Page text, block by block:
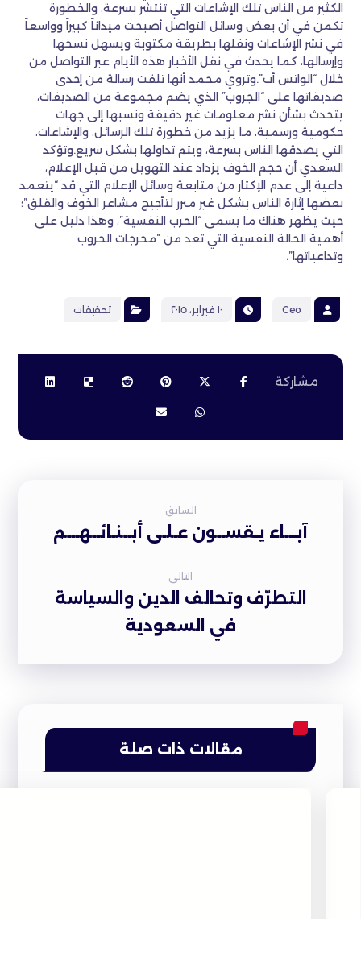
الكثير من الناس تلك الإشاعات التي تنتشر بسرعة، والخطورة
تكمن في أن بعض وسائل التواصل أصبحت ميداناً كبيراً وواسعاً
في نشر الإشاعات ونقلها بطريقة مكتوبة ويسهل نسخها
وإرسالها، كما يحدث في نقل الأخبار هذه الأيام عبر التواصل من
خلال “الواتس أب”.وتروي محمد أنها تلقت رسالة من إحدى
صديقاتها على “الجروب” الذي يضم مجموعة من الصديقات،
يتحدث بشأن نشر معلومات غير دقيقة ونسبها إلى جهات
حكومية ورسمية، ما يزيد من خطورة تلك الرسائل، والإشاعات،
التي يصدقها الناس بسرعة، ويتم تداولها بشكل سريع.وتؤكد
السعدي أن حجم الخوف يزداد عند التهويل من قبل الإعلام،
داعية إلى عدم الإكثار من متابعة وسائل الإعلام التي قد “يتعمد
بعضها إثارة الناس بشكل غير مبرر لتأجيج مشاعر الخوف والقلق”؛
حيث يظهر هناك ما يسمى “الحرب النفسية”، وهذا دليل على
أهمية الحالة النفسية التي تعد من “مخرجات الحروب
وتداعياتها”.
Ceo ١٠ فبراير، ٢٠١٥ تحقيقات
السابق
آبـــاء يـقســون عـلـى أبــنـائــهـــم
التالى
التطرّف وتحالف الدين والسياسة
في السعودية
مقالات ذات صلة